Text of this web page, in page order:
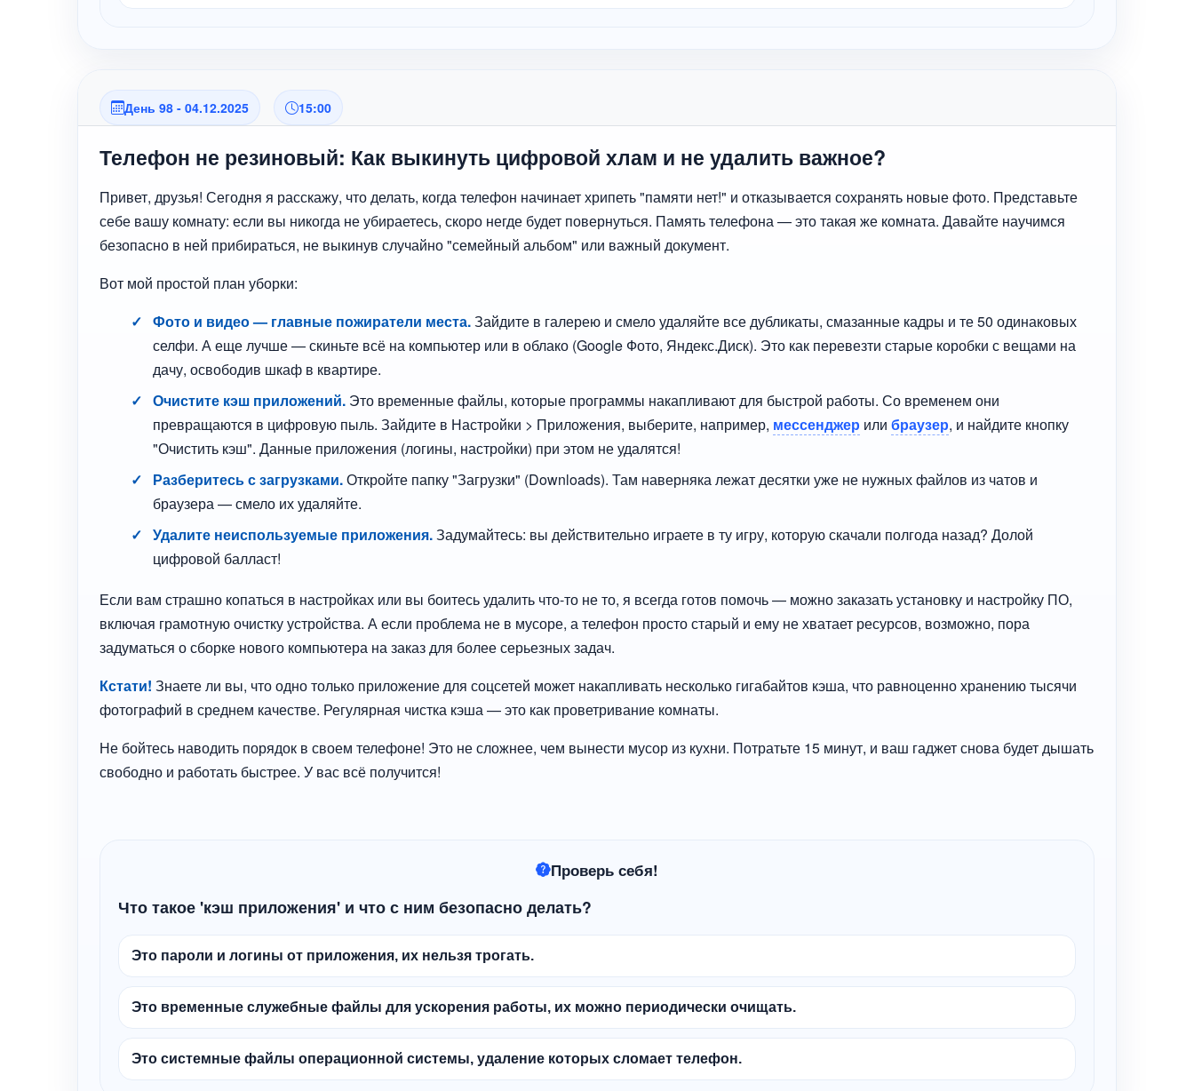
День 98 - 04.12.2025 15:00
Телефон не резиновый: Как выкинуть цифровой хлам и не удалить важное?
Привет, друзья! Сегодня я расскажу, что делать, когда телефон начинает хрипеть "памяти нет!" и отказывается сохранять новые фото. Представьте
себе вашу комнату: если вы никогда не убираетесь, скоро негде будет повернуться. Память телефона — это такая же комната. Давайте научимся
безопасно в ней прибираться, не выкинув случайно "семейный альбом" или важный документ.
Вот мой простой план уборки:
Фото и видео — главные пожиратели места.Зайдите в галерею и смело удаляйте все дубликаты, смазанные кадры и те 50 одинаковых
селфи. А еще лучше — скиньте всё на компьютер или в облако (Google Фото, Яндекс.Диск). Это как перевезти старые коробки с вещами на
дачу, освободив шкаф в квартире.
Очистите кэш приложений. Это временные файлы, которые программы накапливают для быстрой работы. Со временем они
превращаются в цифровую пыль. Зайдите в Настройки > Приложения, выберите, например, мессенджер илибраузер, и найдите кнопку
"Очистить кэш". Данные приложения (логины, настройки) при этом не удалятся!
Разберитесь с загрузками.Откройте папку "Загрузки" (Downloads). Там наверняка лежат десятки уже не нужных файлов из чатов и
браузера — смело их удаляйте.
Удалите неиспользуемые приложения.Задумайтесь: вы действительно играете в ту игру, которую скачали полгода назад? Долой
цифровой балласт!
Если вам страшно копаться в настройках или вы боитесь удалить что-то не то, я всегда готов помочь — можно заказать установку и настройку ПО,
включая грамотную очистку устройства. А если проблема не в мусоре, а телефон просто старый и ему не хватает ресурсов, возможно, пора
задуматься о сборке нового компьютера на заказ для более серьезных задач.
Кстати! Знаете ли вы, что одно только приложение для соцсетей может накапливать несколько гигабайтов кэша, что равноценно хранению тысячи
фотографий в среднем качестве. Регулярная чистка кэша — это как проветривание комнаты.
Не бойтесь наводить порядок в своем телефоне! Это не сложнее, чем вынести мусор из кухни. Потратьте 15 минут, и ваш гаджет снова будет дышать
свободно и работать быстрее. У вас всё получится!
Проверь себя!
Что такое 'кэш приложения' и что с ним безопасно делать?
Это пароли и логины от приложения, их нельзя трогать.
Это временные служебные файлы для ускорения работы, их можно периодически очищать.
Это системные файлы операционной системы, удаление которых сломает телефон.